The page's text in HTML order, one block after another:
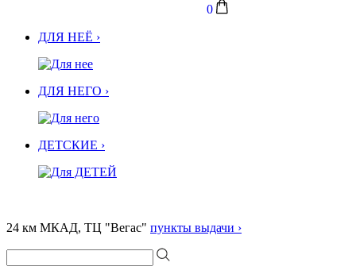
0
ДЛЯ НЕЁ ›
ДЛЯ НЕГО ›
ДЕТСКИЕ ›
24 км МКАД, ТЦ "Вегас" пункты выдачи ›